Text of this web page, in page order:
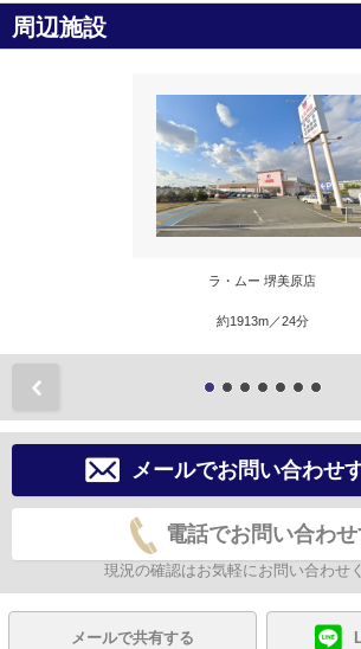
周辺施設
ラ・ムー 堺美原店
約1913m／24分
メールでお問い合わせ
電話でお問い合わ
現況の確認はお気軽にお問い合わせ
メールで共有する